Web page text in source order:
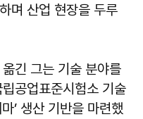
며 산업 현장을 두루
긴 그는 기술 분야를
공업표준시험소 기술
’ 생산 기반을 마련했